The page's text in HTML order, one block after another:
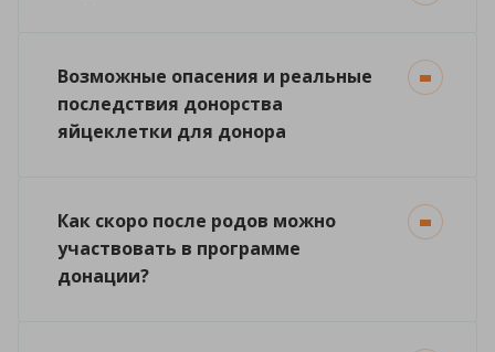
Возможные опасения и реальные
последствия донорства
яйцеклетки для донора
Как скоро после родов можно
участвовать в программе
донации?